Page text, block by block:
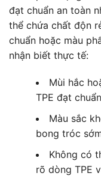
đạt chuẩn an toàn
thể chứa chất độn
chuẩn hoặc màu
nhận biết thực tế:
Mùi hắc
TPE đạt
Màu sắc
bong tróc
Không có
rõ dòng TPE